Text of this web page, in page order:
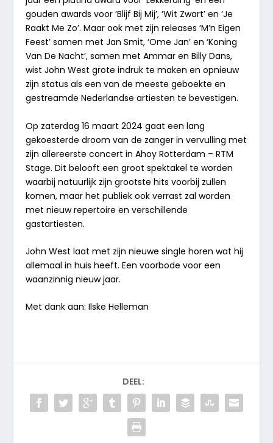
gouden awards voor ‘Blijf Bij Mij’, ‘Wit Zwart’ en ‘Je
Raakt Me Zo’. Maar ook met zijn releases ‘M’n Eigen
Feest’ samen met Jan Smit, ‘Ome Jan’ en ‘Koning
Van De Nacht’, samen met Ammar en Billy Dans,
wist John West grote indruk te maken en opnieuw
zijn status als een van de meeste geboekte en
gestreamde Nederlandse artiesten te bevestigen.
Op zaterdag 16 maart 2024 gaat een lang
gekoesterde droom van de zanger in vervulling met
zijn allereersteconcert in Ahoy Rotterdam – RTM
Stage. Dit belooft een groot spektakel te worden
waarbij natuurlijk zijn grootste hits voorbij zullen
komen, maar het publiek ook verrast zal worden
met nieuw repertoire en verschillende
gastartiesten.
John West laat met zijn nieuwe single horen wat hij
allemaal in huis heeft. Een voorbode voor een
waanzinnig nieuw jaar.
Met dank aan: Ilske Helleman
DEEL: